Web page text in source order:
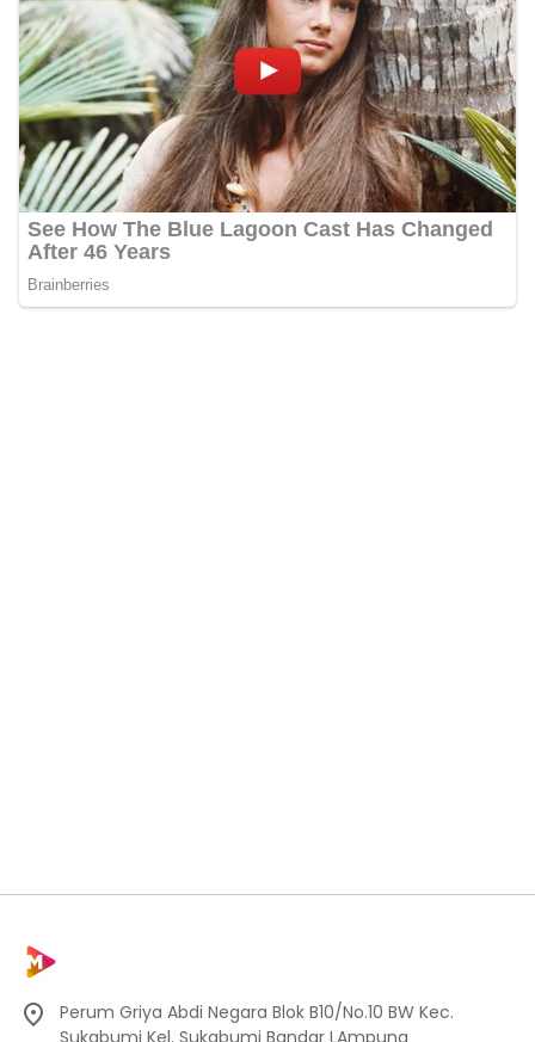
Perum Griya Abdi Negara Blok B10/No.10 BW Kec.
Sukabumi Kel. Sukabumi Bandar LAmpung